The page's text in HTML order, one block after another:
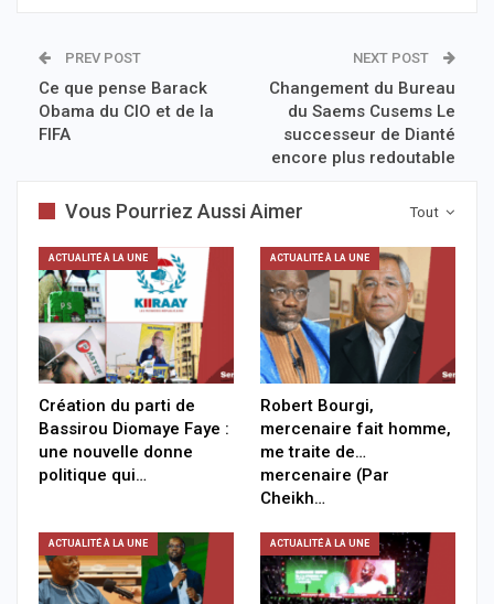
PREV POST
Ce que pense Barack
Obama du CIO et de la
FIFA
NEXT POST
Changement du Bureau
du Saems Cusems Le
successeur de Dianté
encore plus redoutable
Tout
Vous Pourriez Aussi Aimer
ACTUALITÉ À LA UNE
Création du parti de
Bassirou Diomaye Faye :
une nouvelle donne
politique qui…
ACTUALITÉ À LA UNE
Robert Bourgi,
mercenaire fait homme,
me traite de…
mercenaire (Par
Cheikh…
ACTUALITÉ À LA UNE ACTUALITÉ À LA UNE